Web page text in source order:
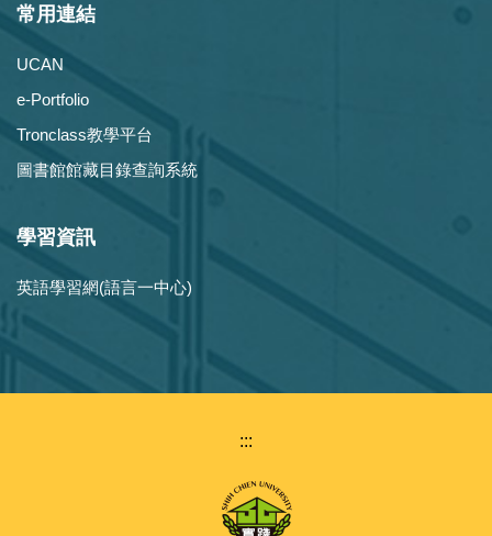
常用連結
UCAN
e-Portfolio
Tronclass教學平台
圖書館館藏目錄查詢系統
學習資訊
英語學習網(語言一中心)
:::